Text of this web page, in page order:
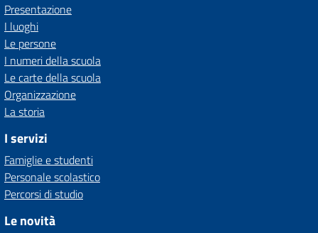
Presentazione
I luoghi
Le persone
I numeri della scuola
Le carte della scuola
Organizzazione
La storia
I servizi
Famiglie e studenti
Personale scolastico
Percorsi di studio
Le novità